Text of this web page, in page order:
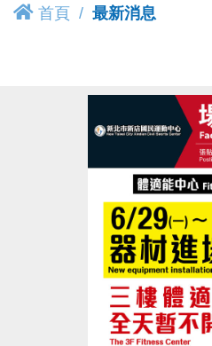
首頁 最新消息